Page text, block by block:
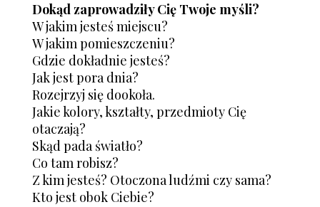
Dokąd zaprowadziły Cię Twoje myśli?
W jakim jesteś miejscu?
W jakim pomieszczeniu?
Gdzie dokładnie jesteś?
Jak jest pora dnia?
Rozejrzyj się dookoła.
Jakie kolory, kształty, przedmioty Cię
otaczają?
Skąd pada światło?
Co tam robisz?
Z kim jesteś? Otoczona ludźmi czy sama?
Kto jest obok Ciebie?